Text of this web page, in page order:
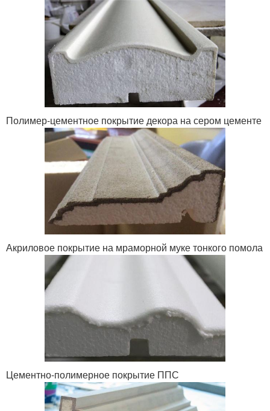
Полимер-цементное покрытие декора на сером цементе
Акриловое покрытие на мраморной муке тонкого помола
Цементно-полимерное покрытие ППС